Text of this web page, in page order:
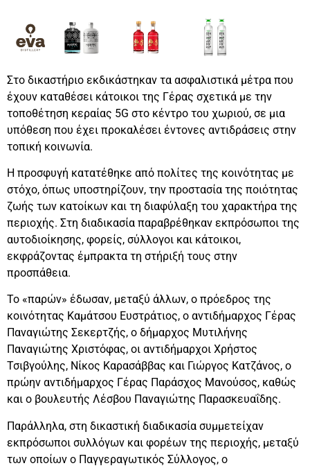
Στο δικαστήριο εκδικάστηκαν τα ασφαλιστικά μέτρα που
έχουν καταθέσει κάτοικοι της Γέρας σχετικά με την
τοποθέτηση κεραίας 5G στο κέντρο του χωριού, σε μια
υπόθεση που έχει προκαλέσει έντονες αντιδράσεις στην
τοπική κοινωνία.
Η προσφυγή κατατέθηκε από πολίτες της κοινότητας με
στόχο, όπως υποστηρίζουν, την προστασία της ποιότητας
ζωής των κατοίκων και τη διαφύλαξη του χαρακτήρα της
περιοχής. Στη διαδικασία παραβρέθηκαν εκπρόσωποι της
αυτοδιοίκησης, φορείς, σύλλογοι και κάτοικοι,
εκφράζοντας έμπρακτα τη στήριξή τους στην
προσπάθεια.
Το «παρών» έδωσαν, μεταξύ άλλων, ο πρόεδρος της
κοινότητας Καμάτσου Ευστράτιος, ο αντιδήμαρχος Γέρας
Παναγιώτης Σεκερτζής, ο δήμαρχος Μυτιλήνης
Παναγιώτης Χριστόφας, οι αντιδήμαρχοι Χρήστος
Τσιβγούλης, Νίκος Καρασάββας και Γιώργος Κατζάνος, ο
πρώην αντιδήμαρχος Γέρας Παράσχος Μανούσος, καθώς
και ο βουλευτής Λέσβου Παναγιώτης Παρασκευαΐδης.
Παράλληλα, στη δικαστική διαδικασία συμμετείχαν
εκπρόσωποι συλλόγων και φορέων της περιοχής, μεταξύ
των οποίων ο Παγγεραγωτικός Σύλλογος, ο